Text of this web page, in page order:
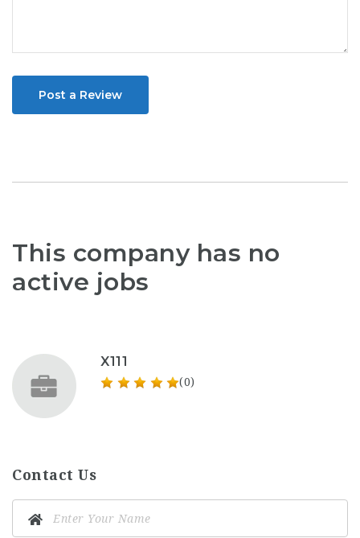
Post a Review
This company has no
active jobs
X111
(0)
Contact Us